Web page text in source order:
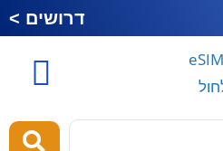
דרושים >